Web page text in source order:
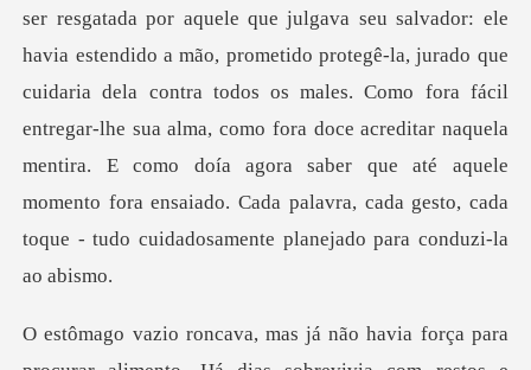
le que julgava seu salvador: ele
havia estendido a mão, prometido protegê-la, jurado que
cuidaria dela contra todos os males. Como fora fácil
entregar-lhe sua alma, como fora doce a